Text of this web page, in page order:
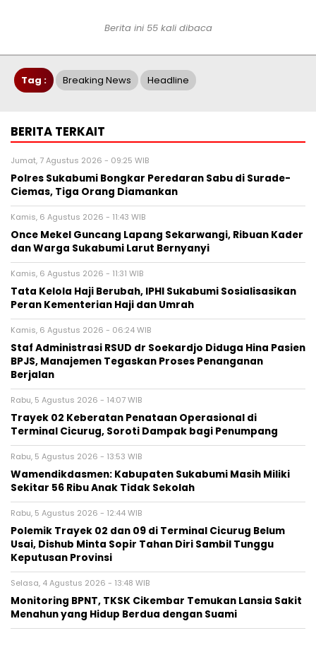
Berita ini 55 kali dibaca
Tag : Breaking News Headline
BERITA TERKAIT
Jumat, 7 Agustus 2026 - 09:25 WIB
Polres Sukabumi Bongkar Peredaran Sabu di Surade-
Ciemas, Tiga Orang Diamankan
Kamis, 6 Agustus 2026 - 11:43 WIB
Once Mekel Guncang Lapang Sekarwangi, Ribuan Kader
dan Warga Sukabumi Larut Bernyanyi
Kamis, 6 Agustus 2026 - 11:31 WIB
Tata Kelola Haji Berubah, IPHI Sukabumi Sosialisasikan
Peran Kementerian Haji dan Umrah
Kamis, 6 Agustus 2026 - 06:24 WIB
Staf Administrasi RSUD dr Soekardjo Diduga Hina Pasien
BPJS, Manajemen Tegaskan Proses Penanganan
Berjalan
Rabu, 5 Agustus 2026 - 14:07 WIB
‎Trayek 02 Keberatan Penataan Operasional di
Terminal Cicurug, Soroti Dampak bagi Penumpang
Rabu, 5 Agustus 2026 - 13:53 WIB
Wamendikdasmen: Kabupaten Sukabumi Masih Miliki
Sekitar 56 Ribu Anak Tidak Sekolah
Rabu, 5 Agustus 2026 - 12:44 WIB
Polemik Trayek 02 dan 09 di Terminal Cicurug Belum
Usai, Dishub Minta Sopir Tahan Diri Sambil Tunggu
Keputusan Provinsi
Selasa, 4 Agustus 2026 - 13:48 WIB
‎Monitoring BPNT, TKSK Cikembar Temukan Lansia Sakit
Menahun yang Hidup Berdua dengan Suami